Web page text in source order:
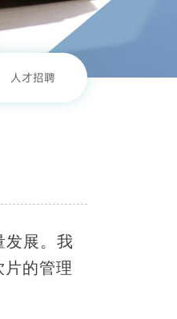
人才招聘
发展。我
的管理